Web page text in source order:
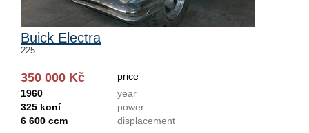
Buick Electra
225
350 000 Kč
price
1960
year
325 koní
power
6 600 ccm
displacement